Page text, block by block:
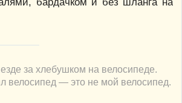
за хлебушком на велосипеде.
велосипед — это не мой велосипед.